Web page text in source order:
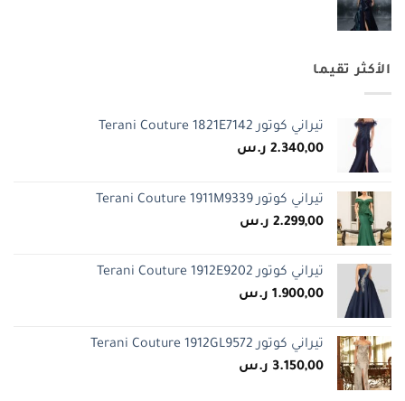
الأكثر تقيما
تيراني كوتور Terani Couture 1821E7142
2.340,00 ر.س
تيراني كوتور Terani Couture 1911M9339
2.299,00 ر.س
تيراني كوتور Terani Couture 1912E9202
1.900,00 ر.س
تيراني كوتور Terani Couture 1912GL9572
3.150,00 ر.س